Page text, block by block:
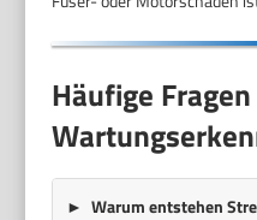
Häufige
Warum entstehen